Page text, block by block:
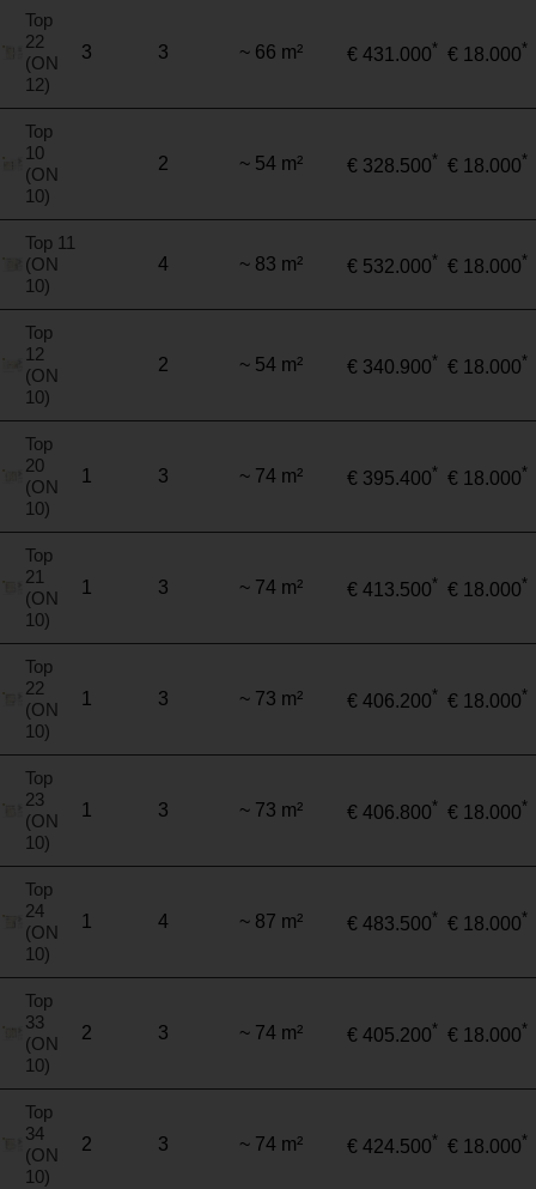
Top
22
(ON
12)
3 3 ~ 66 m² € 431.000* € 18.000*
Top
10
(ON
10)
2 ~ 54 m² € 328.500* € 18.000*
Top 11
(ON
10)
4 ~ 83 m² € 532.000* € 18.000*
Top
12
(ON
10)
2 ~ 54 m² € 340.900* € 18.000*
Top
20
(ON
10)
1 3 ~ 74 m² € 395.400* € 18.000*
Top
21
(ON
10)
1 3 ~ 74 m² € 413.500* € 18.000*
Top
22
(ON
10)
1 3 ~ 73 m² € 406.200* € 18.000*
Top
23
(ON
10)
1 3 ~ 73 m² € 406.800* € 18.000*
Top
24
(ON
10)
1 4 ~ 87 m² € 483.500* € 18.000*
Top
33
(ON
10)
2 3 ~ 74 m² € 405.200* € 18.000*
Top
34
(ON
10)
2 3 ~ 74 m² € 424.500* € 18.000*